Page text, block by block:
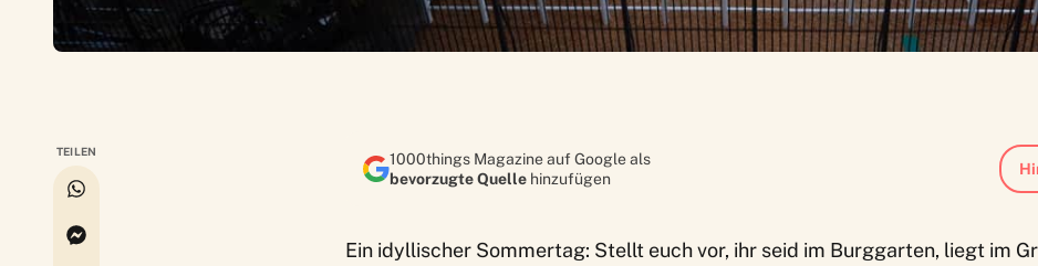
TEILEN
1000things Magazine auf Google als
bevorzugte Quelle hinzufügen
Ein idyllischer Sommertag: Stellt euch vor, ihr seid im Burggarten, liegt im